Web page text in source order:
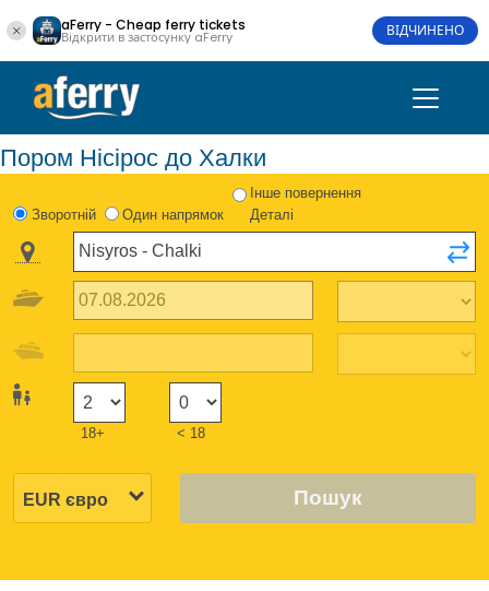
aFerry - Cheap ferry tickets
Відкрити в застосунку aFerry ВІДЧИНЕНО
Пором Нісірос до Халки
Зворотній Один напрямок
Інше повернення
Деталі
18+ < 18
Пошук